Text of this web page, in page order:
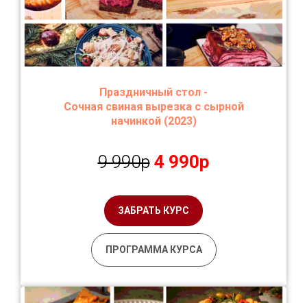
Праздничный стол -
Сочная свиная вырезка с сырной
начинкой (2023)
9 990р 4 990р
ЗАБРАТЬ КУРС
ПРОГРАММА КУРСА